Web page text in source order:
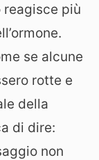
reagisce più
se alcune
rotte e
della
di dire:
non